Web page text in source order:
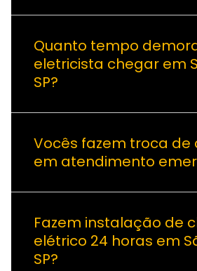
Quanto tempo
eletricista chegar em
SP?
Vocês fazem troca de
em atendimento
Fazem instalação de
elétrico 24 horas em
SP?